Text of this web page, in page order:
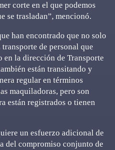
corte en el que podemos
se trasladan”, mencionó.
han encontrado que no solo
de personal que
en la dirección de Transporte
están transitando y
regular en términos
maquiladoras, pero son
están registrados o tienen
un esfuerzo adicional de
del compromiso conjunto de